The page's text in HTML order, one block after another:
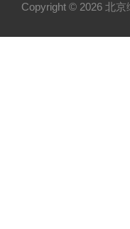
Copyright © 2026 北